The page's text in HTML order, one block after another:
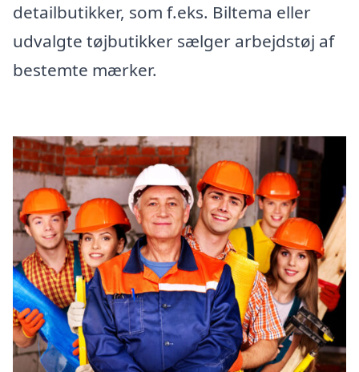
detailbutikker, som f.eks. Biltema eller
udvalgte tøjbutikker sælger arbejdstøj af
bestemte mærker.